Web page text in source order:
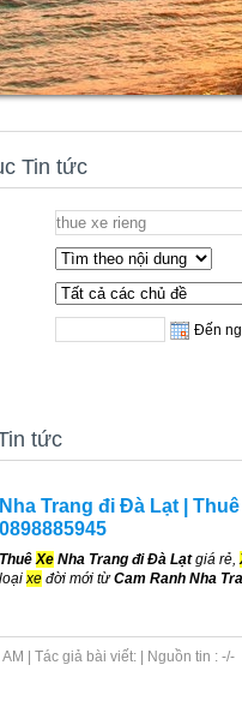
Tin tức
Đến
tức
Nha Trang đi Đà Lạt |
0898885945
Thuê Xe Nha Trang đi Đà Lạtgiá rẻ,
loại xe đời mới từCam Ranh Nha
| Tác giả bài viết: | Nguồn tin : -/-